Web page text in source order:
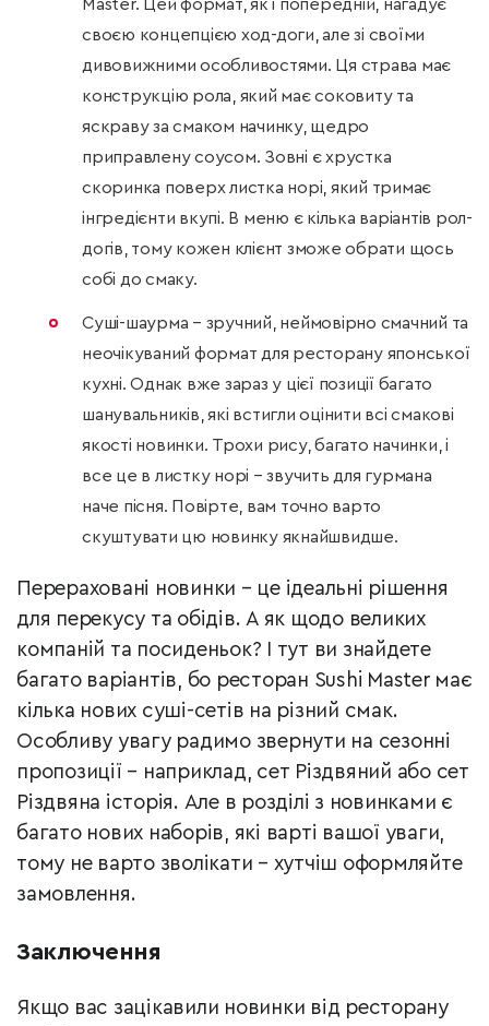
Master. Цей формат, як і попередній, нагадує
своєю концепцією ход-доги, але зі своїми
дивовижними особливостями. Ця страва має
конструкцію рола, який має соковиту та
яскраву за смаком начинку, щедро
приправлену соусом. Зовні є хрустка
скоринка поверх листка норі, який тримає
інгредієнти вкупі. В меню є кілька варіантів рол-
догів, тому кожен клієнт зможе обрати щось
собі до смаку.
Суші-шаурма – зручний, неймовірно смачний та
неочікуваний формат для ресторану японської
кухні. Однак вже зараз у цієї позиції багато
шанувальників, які встигли оцінити всі смакові
якості новинки. Трохи рису, багато начинки, і
все це в листку норі – звучить для гурмана
наче пісня. Повірте, вам точно варто
скуштувати цю новинку якнайшвидше.
Перераховані новинки – це ідеальні рішення
для перекусу та обідів. А як щодо великих
компаній та посиденьок? І тут ви знайдете
багато варіантів, бо ресторан Sushi Master має
кілька нових суші-сетів на різний смак.
Особливу увагу радимо звернути на сезонні
пропозиції – наприклад, сет Різдвяний або сет
Різдвяна історія. Але в розділі з новинками є
багато нових наборів, які варті вашої уваги,
тому не варто зволікати – хутчіш оформляйте
замовлення.
Заключення
Якщо вас зацікавили новинки від ресторану